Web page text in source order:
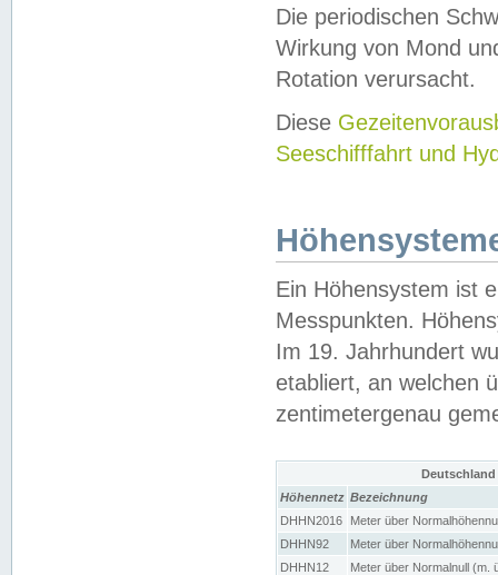
Die periodischen
Wirkung von Mond
Rotation verursacht.
Diese
Seeschifffahrt und
Ein Höhensystem ist
Messpunkten.
Im 19. Jahrhundert
etabliert, an welchen
zentimetergenau
Höhennetz Bezeichnung
DHHN2016
Meter über
DHHN92
Meter über
DHHN12
Meter über Normalnull (m.